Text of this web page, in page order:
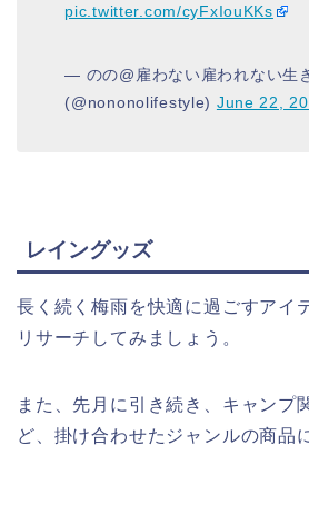
pic.twitter.com/cyFxIouKKs
— のの@雇わない雇われない生
(@nononolifestyle) June 22,
レイングッズ
長く続く梅雨を快適に過ごすアイ
リサーチしてみましょう。
また、先月に引き続き、キャンプ
ど、掛け合わせたジャンルの商品